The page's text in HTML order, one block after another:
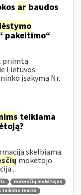
ar baudos
pakeitimo“
priimtą
Lietuvos
įsakymą Nr.
teikiama
skelbiama:
mokėtojo
mokesčių mokėtojas
teikimo tvarka